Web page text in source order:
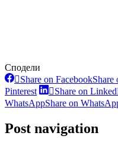
Сподели
Share on FacebookShare
Pinterest
Share on
WhatsAppShare on
Post navigation